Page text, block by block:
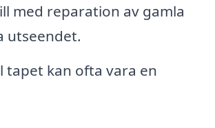
med reparation av gamla
utseendet.
kan ofta vara en